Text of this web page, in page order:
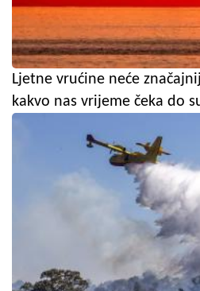
Ljetne vrućine neće
kakvo nas vrijeme čeka do